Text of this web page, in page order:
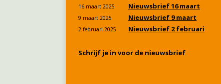
16 maart 2025 Nieuwsbrief 16 maart
9 maart 2025 Nieuwsbrief 9 maart
2 februari 2025 Nieuwsbrief 2 februari
Schrijf je in voor de nieuwsbrief